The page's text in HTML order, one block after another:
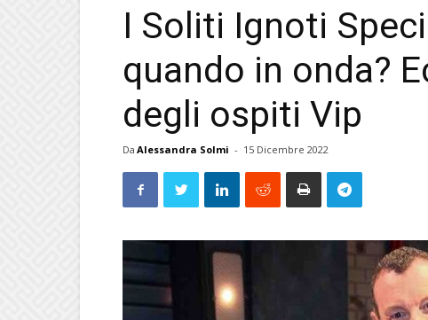
I Soliti Ignoti
quando in onda?
degli ospiti Vip
Da Alessandra Solmi - 15 Dicembre 2022